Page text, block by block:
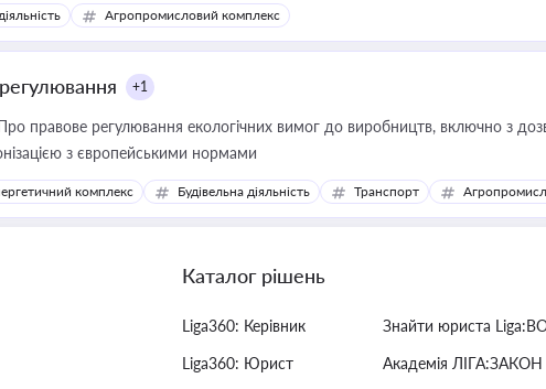
Агропромисловий комплекс
+1
правове регулювання екологічних вимог до виробництв, включно з
з європейськими нормами
комплекс Будівельна діяльність Транспорт
Каталог рішень
Liga360: Керівник
Liga360: Юрист
Знайти юриста
Академія ЛІГА:ЗАКОН